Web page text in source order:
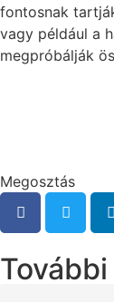
fontosnak
vagy például a
megpróbálják
Megosztás